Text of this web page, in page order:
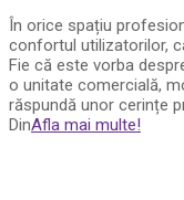
În orice spațiu
confortul utilizatorilor,
Fie că este vorba
o unitate comercială,
răspundă unor cerințe
DinAfla mai multe!